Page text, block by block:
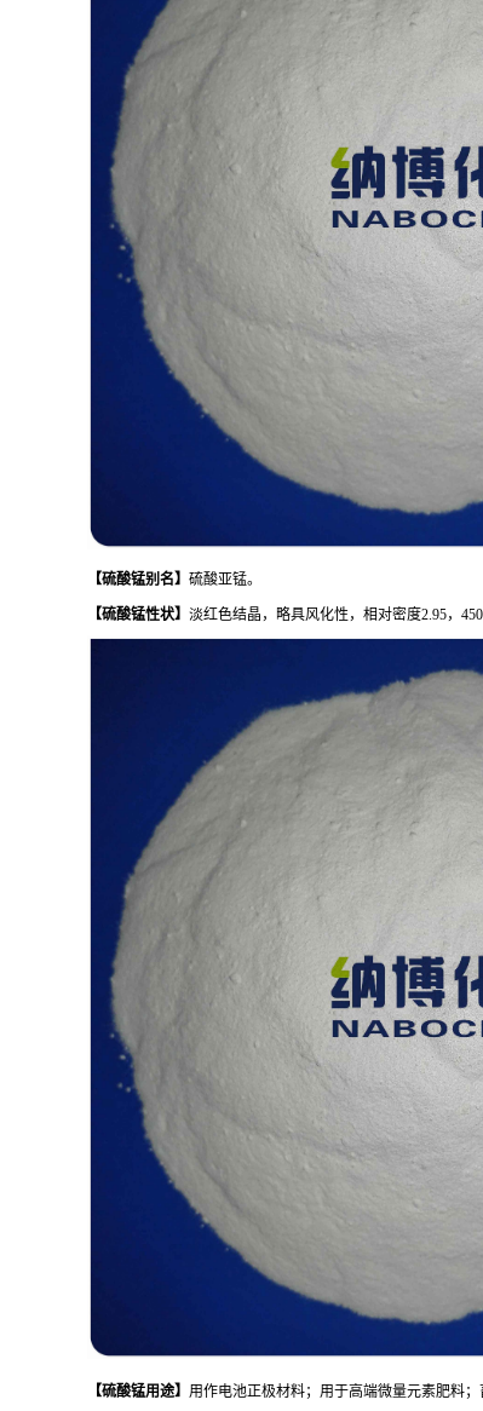
【硫酸锰别名】 硫酸亚锰。
【硫酸锰性状】 淡红色结晶，略具风化性，相对密度2.95，
【硫酸锰用途】 用作电池正极材料；用于高端微量元素肥料